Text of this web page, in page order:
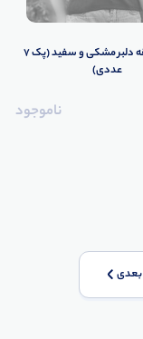
تاپ بافت یقه دلبر مشکی و سفید (پک 7
عددی)
ناموجود
بعدی